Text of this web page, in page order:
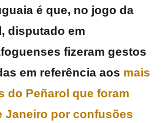
é que, no jogo da
disputado em
fizeram gestos
em referência aos mais
do Peñarol que foram
Janeiro por confusões